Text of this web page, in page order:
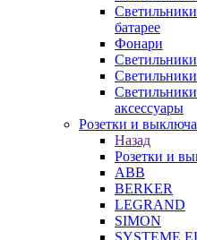
батарее
Фонари
аксессуары
Розетки и
Назад
Розетки и
ABB
BERKER
LEGRAND
SIMON